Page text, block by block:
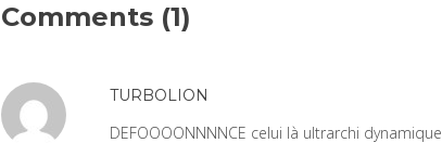
Comments (1)
TURBOLION
DEFOOOONNNNCE celui là ultrarchi dynamique